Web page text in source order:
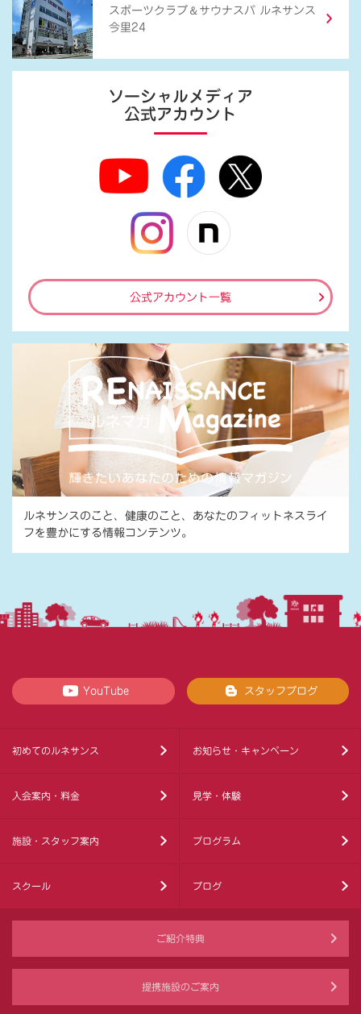
スポーツクラブ ＆ サウナスパ ルネサンス
今里24
ソーシャルメディア
公式アカウント
公式アカウント一覧
ルネサンスのこと、健康のこと、あなたのフィットネスライ
フを豊かにする情報コンテンツ。
YouTube スタッフブログ
初めてのルネサンス お知らせ・キャンペーン
入会案内・料金 見学・体験
施設・スタッフ案内 プログラム
スクール ブログ
ご紹介特典
提携施設のご案内